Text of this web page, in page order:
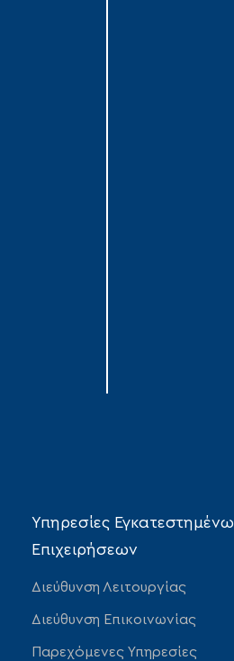
Υπηρεσίες
Επιχειρήσεων
Διεύθυνση Λειτουργίας
Διεύθυνση Επικοινωνίας
Παρεχόμενες Υπηρεσίες